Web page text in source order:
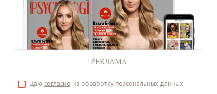
РЕКЛАМА
Даю согласие на обработку персональных данных